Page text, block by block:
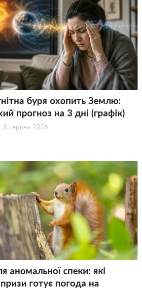
буря охопить Землю:
прогноз на 3 дні (графік)
8 серпня 2026
аномальної спеки: які
готує погода на